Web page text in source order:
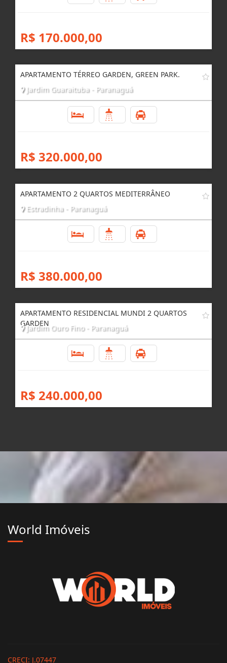
R$ 170.000,00
APARTAMENTO TÉRREO GARDEN, GREEN PARK.
Jardim Guaraituba - Paranaguá
R$ 320.000,00
APARTAMENTO 2 QUARTOS MEDITERRÂNEO
Estradinha - Paranaguá
R$ 380.000,00
APARTAMENTO RESIDENCIAL MUNDI 2 QUARTOS
GARDEN
Jardim Ouro Fino - Paranaguá
R$ 240.000,00
World Imóveis
CRECI: J.07447